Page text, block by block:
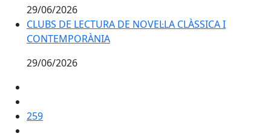
29/06/2026
CLUBS DE LECTURA DE NOVEL·LA CLÀSSICA I
CONTEMPORÀNIA
29/06/2026
259